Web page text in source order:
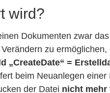
wird?
Dokumenten zwar
zu
„CreateDate“ =
beim Neuanlegen
der Datei nicht mehr